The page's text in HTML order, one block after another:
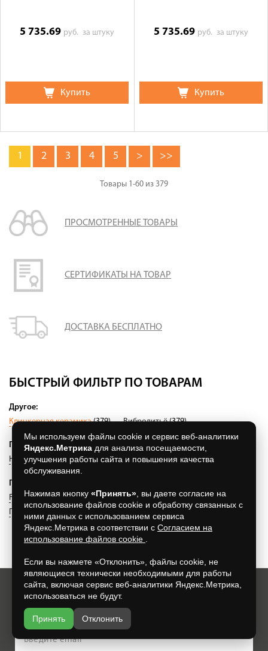
5 735.69 руб.за штуку
Купить
5 735.69 руб. за штуку
Купить
1 2 3 4 5 > >>
Товары 1-60 из 379
ПРОСМОТРЕННЫЕ ТОВАРЫ
СЕРТИФИКАТЫ НА ТОВАР
ДОСТАВКА БЕСПЛАТНО
БЫСТРЫЙ ФИЛЬТР ПО ТОВАРАМ
Другое:
Клинкерная керамика(379) Вибролитьё(379)
По типу:
Напольная плитка(80) Ступень флорентийская(48)
По производителю:
Feldhaus Klinker(46) Тротуарный клинкер ЛСР(43)
Пятый элемент
Хотите всегда узнавать о новых акциях и скидках?
Просто подпишитесь на нашу рассылку:
Мы используем файлы cookie и сервис веб-аналитики
Яндекс.Метрика для анализа посещаемости,
улучшения работы сайта и повышения качества
обслуживания.
Нажимая кнопку «Принять» , вы даете согласие на
использование файлов cookie и обработку связанных с
ними данных с использованием сервиса
Яндекс.Метрика в соответствии с Согласием на
использование файлов cookie
Если вы нажмете «Отклонить», файлы cookie, не
являющиеся технически необходимыми для работы
сайта, включая сервис веб-аналитики Яндекс.Метрика,
использоваться не будут.
Принять Отклонить